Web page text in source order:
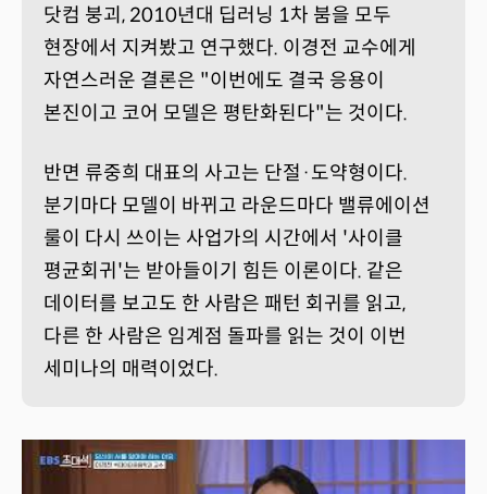
닷컴 붕괴, 2010년대 딥러닝 1차 붐을 모두
현장에서 지켜봤고 연구했다. 이경전 교수에게
자연스러운 결론은 "이번에도 결국 응용이
본진이고 코어 모델은 평탄화된다"는 것이다.
반면 류중희 대표의 사고는 단절·도약형이다.
분기마다 모델이 바뀌고 라운드마다 밸류에이션
룰이 다시 쓰이는 사업가의 시간에서 '사이클
평균회귀'는 받아들이기 힘든 이론이다. 같은
데이터를 보고도 한 사람은 패턴 회귀를 읽고,
다른 한 사람은 임계점 돌파를 읽는 것이 이번
세미나의 매력이었다.